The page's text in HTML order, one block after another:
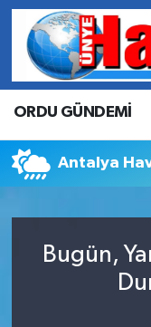
ORDU GÜNDEMİ
Antalya
Bugün,
Hava Durumu
Trafik Durumu
Süper Lig
Son Dakika